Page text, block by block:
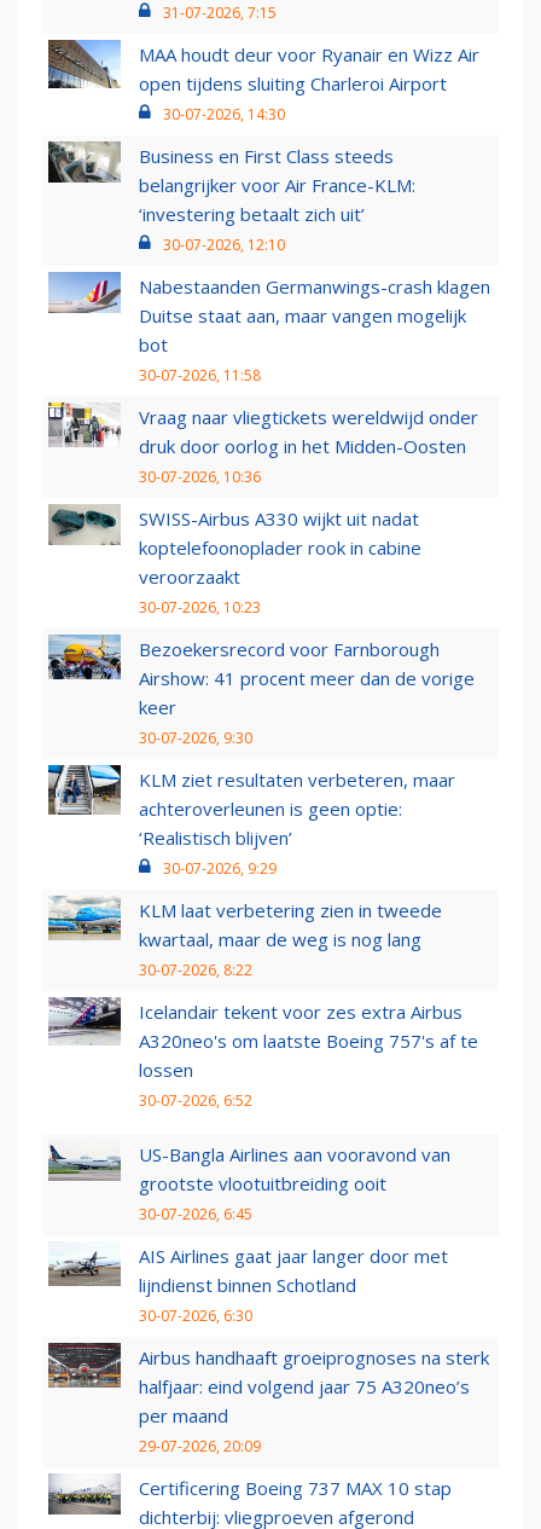
31-07-2026, 7:15
MAA houdt deur voor Ryanair en Wizz Air
open tijdens sluiting Charleroi Airport
30-07-2026, 14:30
Business en First Class steeds
belangrijker voor Air France-KLM:
‘investering betaalt zich uit’
30-07-2026, 12:10
Nabestaanden Germanwings-crash klagen
Duitse staat aan, maar vangen mogelijk
bot
30-07-2026, 11:58
Vraag naar vliegtickets wereldwijd onder
druk door oorlog in het Midden-Oosten
30-07-2026, 10:36
SWISS-Airbus A330 wijkt uit nadat
koptelefoonoplader rook in cabine
veroorzaakt
30-07-2026, 10:23
Bezoekersrecord voor Farnborough
Airshow: 41 procent meer dan de vorige
keer
30-07-2026, 9:30
KLM ziet resultaten verbeteren, maar
achteroverleunen is geen optie:
‘Realistisch blijven’
30-07-2026, 9:29
KLM laat verbetering zien in tweede
kwartaal, maar de weg is nog lang
30-07-2026, 8:22
Icelandair tekent voor zes extra Airbus
A320neo's om laatste Boeing 757's af te
lossen
30-07-2026, 6:52
US-Bangla Airlines aan vooravond van
grootste vlootuitbreiding ooit
30-07-2026, 6:45
AIS Airlines gaat jaar langer door met
lijndienst binnen Schotland
30-07-2026, 6:30
Airbus handhaaft groeiprognoses na sterk
halfjaar: eind volgend jaar 75 A320neo’s
per maand
29-07-2026, 20:09
Certificering Boeing 737 MAX 10 stap
dichterbij: vliegproeven afgerond